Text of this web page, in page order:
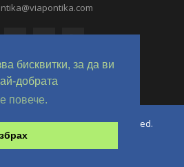
бисквитки, за да ви
добрата
повече.
All Rights Reserved.
@ OverHertz Ltd